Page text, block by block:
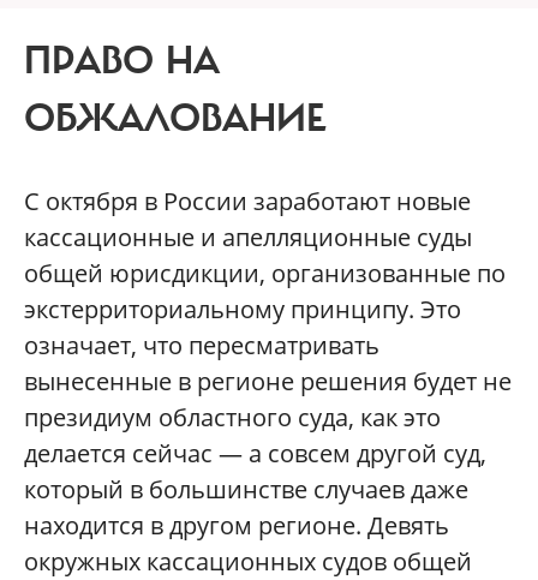
ПРАВО НА
ОБЖАЛОВАНИЕ
С октября в России заработают новые
кассационные и апелляционные суды
общей юрисдикции, организованные по
экстерриториальному принципу. Это
означает, что пересматривать
вынесенные в регионе решения будет не
президиум областного суда, как это
делается сейчас — а совсем другой суд,
который в большинстве случаев даже
находится в другом регионе. Девять
окружных кассационных судов общей